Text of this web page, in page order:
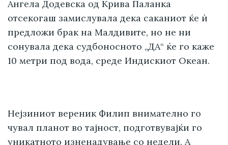
Ангела Додевска од Крива Паланка
отсекогаш замислувала дека саканиот ќе ѝ
предложи брак на Малдивите, но не ни
сонувала дека судбоносното „ДА“ ќе го каже
10 метри под вода, среде Индискиот Океан.
Нејзиниот вереник Филип внимателно го
чувал планот во тајност, подготвувајќи го
уникатното изненадување со недели. А